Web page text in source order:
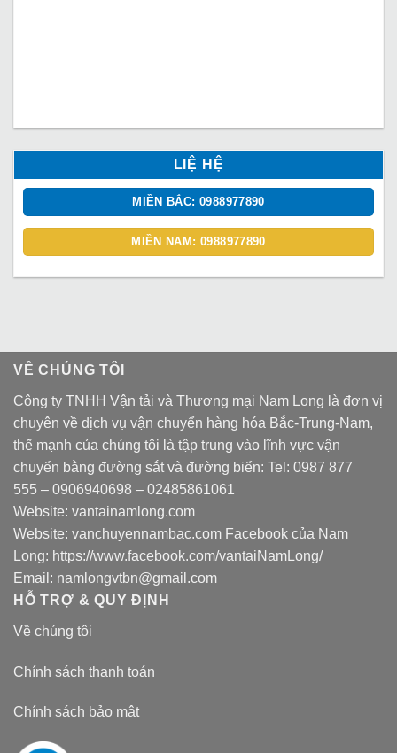
LIỆ HỆ
MIỀN BẮC: 0988977890
MIỀN NAM: 0988977890
VỀ CHÚNG TÔI
Công ty TNHH Vận tải và Thương mại Nam Long là đơn vị
chuyên về dịch vụ vận chuyển hàng hóa Bắc-Trung-Nam,
thế mạnh của chúng tôi là tập trung vào lĩnh vực vận
chuyển bằng đường sắt và đường biển: Tel: 0987 877
555 – 0906940698 – 02485861061
Website: vantainamlong.com
Website: vanchuyennambac.com Facebook của Nam
Long: https://www.facebook.com/vantaiNamLong/
Email: namlongvtbn@gmail.com
HỖ TRỢ & QUY ĐỊNH
Về chúng tôi
Chính sách thanh toán
Chính sách bảo mật